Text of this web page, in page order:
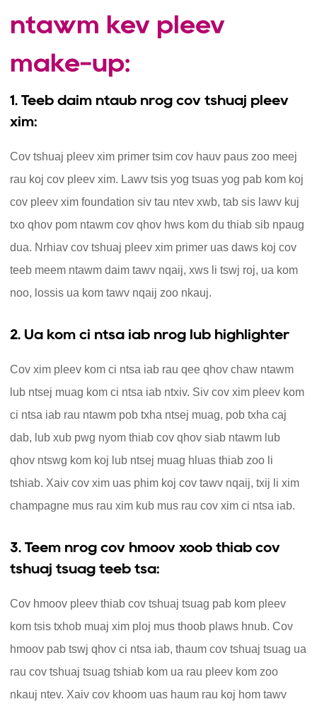
ntawm kev pleev
make-up:
1. Teeb daim ntaub nrog cov tshuaj pleev
xim:
Cov tshuaj pleev xim primer tsim cov hauv paus zoo meej
rau koj cov pleev xim. Lawv tsis yog tsuas yog pab kom koj
cov pleev xim foundation siv tau ntev xwb, tab sis lawv kuj
txo qhov pom ntawm cov qhov hws kom du thiab sib npaug
dua. Nrhiav cov tshuaj pleev xim primer uas daws koj cov
teeb meem ntawm daim tawv nqaij, xws li tswj roj, ua kom
noo, lossis ua kom tawv nqaij zoo nkauj.
2. Ua kom ci ntsa iab nrog lub highlighter
Cov xim pleev kom ci ntsa iab rau qee qhov chaw ntawm
lub ntsej muag kom ci ntsa iab ntxiv. Siv cov xim pleev kom
ci ntsa iab rau ntawm pob txha ntsej muag, pob txha caj
dab, lub xub pwg nyom thiab cov qhov siab ntawm lub
qhov ntswg kom koj lub ntsej muag hluas thiab zoo li
tshiab. Xaiv cov xim uas phim koj cov tawv nqaij, txij li xim
champagne mus rau xim kub mus rau cov xim ci ntsa iab.
3. Teem nrog cov hmoov xoob thiab cov
tshuaj tsuag teeb tsa:
Cov hmoov pleev thiab cov tshuaj tsuag pab kom pleev
kom tsis txhob muaj xim ploj mus thoob plaws hnub. Cov
hmoov pab tswj qhov ci ntsa iab, thaum cov tshuaj tsuag ua
rau cov tshuaj tsuag tshiab kom ua rau pleev kom zoo
nkauj ntev. Xaiv cov khoom uas haum rau koj hom tawv